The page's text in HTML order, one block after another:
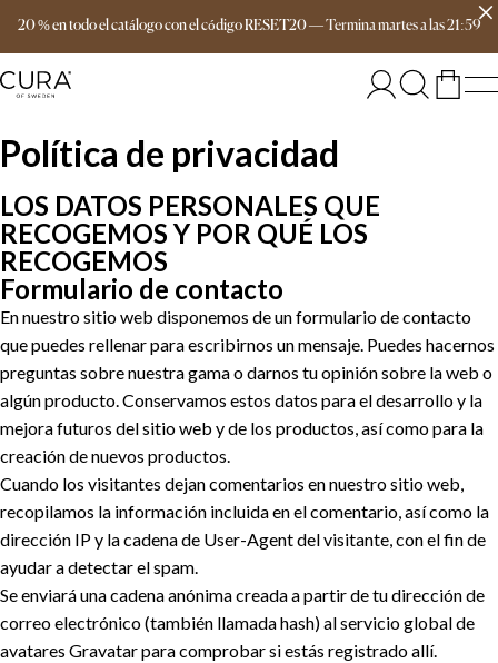
20 % en todo el catálogo con el código RESET20—Terminamartesa las21:59
Envío gratis a partir de 149 €
Política de privacidad
LOS DATOS PERSONALES QUE
RECOGEMOS Y POR QUÉ LOS
RECOGEMOS
Formulario de contacto
En nuestro sitio web disponemos de un formulario de contacto
que puedes rellenar para escribirnos un mensaje. Puedes hacernos
preguntas sobre nuestra gama o darnos tu opinión sobre la web o
algún producto. Conservamos estos datos para el desarrollo y la
mejora futuros del sitio web y de los productos, así como para la
creación de nuevos productos.
Cuando los visitantes dejan comentarios en nuestro sitio web,
recopilamos la información incluida en el comentario, así como la
dirección IP y la cadena de User-Agent del visitante, con el fin de
ayudar a detectar el spam.
Se enviará una cadena anónima creada a partir de tu dirección de
correo electrónico (también llamada hash) al servicio global de
avatares Gravatar para comprobar si estás registrado allí.